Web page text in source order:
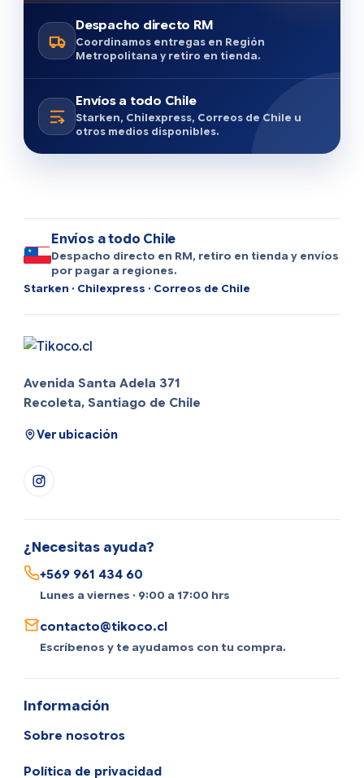
Despacho directo RM
Coordinamos entregas en Región
Metropolitana y retiro en tienda.
Envíos a todo Chile
Starken, Chilexpress, Correos de Chile u
otros medios disponibles.
Envíos a todo Chile
Despacho directo en RM, retiro en tienda y envíos
por pagar a regiones.
Starken · Chilexpress · Correos de Chile
Avenida Santa Adela 371
Recoleta, Santiago de Chile
Ver ubicación
¿Necesitas ayuda?
+569 961 434 60
Lunes a viernes · 9:00 a 17:00 hrs
contacto@tikoco.cl
Escríbenos y te ayudamos con tu compra.
Información
Sobre nosotros
Política de privacidad